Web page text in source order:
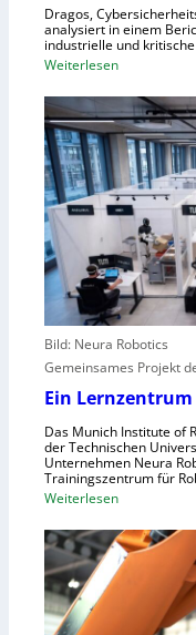
e
n
t
r
a
l
e
u
r
o
p
a
n
,
w
a
c
h
s
e
l
l
e
c
h
n
e
l
e
r
Dragos,
analysiert in einem
industrielle und
Weiterlesen:
e
A
n
g
e
i
f
e
r
i
u
s
t
r
i
e
l
Bild: Neura Robotics
Gemeinsames Projekt
Ein
Das Munich Institute of
der Technischen
Unternehmen Neura
Trainingszentrum für
Weiterlesen:
i
n